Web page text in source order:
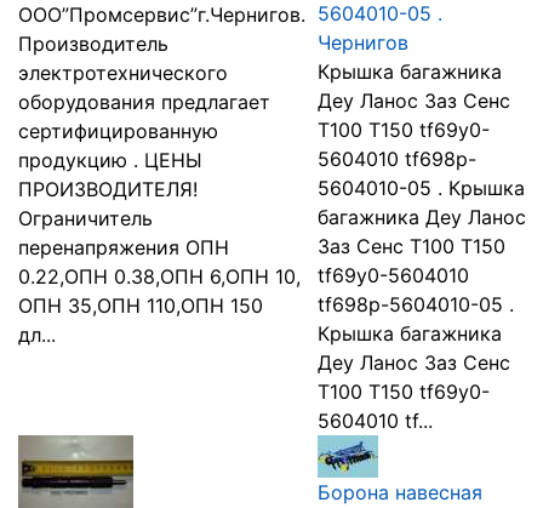
ООО”Промсервис”г.Чернигов.
Производитель
электротехнического
оборудования предлагает
сертифицированную
продукцию . ЦЕНЫ
ПРОИЗВОДИТЕЛЯ!
Ограничитель
перенапряжения ОПН
0.22,ОПН 0.38,ОПН 6,ОПН 10,
ОПН 35,ОПН 110,ОПН 150
дл...
5604010-05 .
Чернигов
Крышка багажника
Деу Ланос Заз Сенс
Т100 Т150 tf69y0-
5604010 tf698p-
5604010-05 . Крышка
багажника Деу Ланос
Заз Сенс Т100 Т150
tf69y0-5604010
tf698p-5604010-05 .
Крышка багажника
Деу Ланос Заз Сенс
Т100 Т150 tf69y0-
5604010 tf...
Борона навесная